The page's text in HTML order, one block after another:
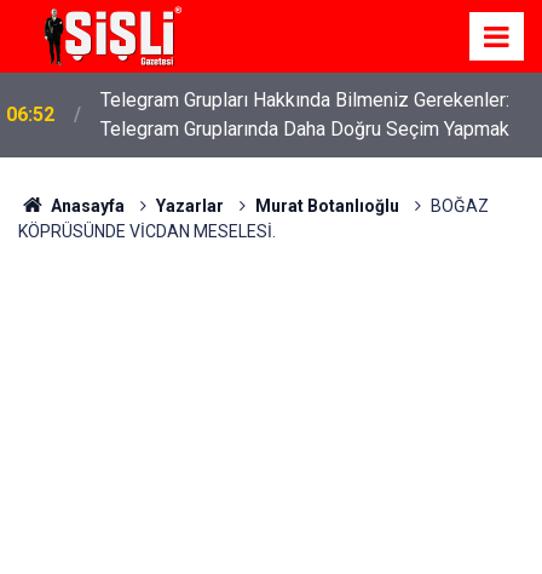
04:43
İş Davaları: Haklarınızı Bilmek ve Koruma Altına
Almak
Anasayfa Yazarlar Murat Botanlıoğlu
BOĞAZ
KÖPRÜSÜNDE VİCDAN MESELESİ.